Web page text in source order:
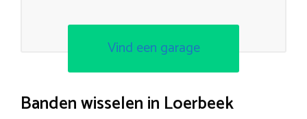
Vind een garage
Banden wisselen in Loerbeek